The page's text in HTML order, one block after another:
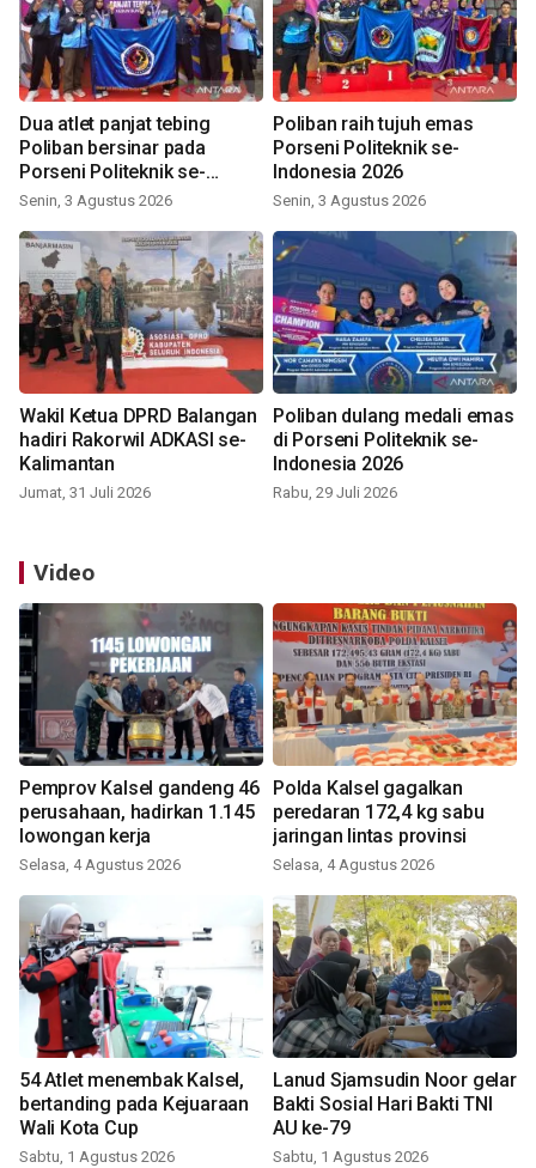
Dua atlet panjat tebing
Poliban bersinar pada
Porseni Politeknik se-
Indonesia 2026
Senin, 3 Agustus 2026
Poliban raih tujuh emas
Porseni Politeknik se-
Indonesia 2026
Senin, 3 Agustus 2026
Wakil Ketua DPRD Balangan
hadiri Rakorwil ADKASI se-
Kalimantan
Jumat, 31 Juli 2026
Poliban dulang medali emas
di Porseni Politeknik se-
Indonesia 2026
Rabu, 29 Juli 2026
Video
Pemprov Kalsel gandeng 46
perusahaan, hadirkan 1.145
lowongan kerja
Selasa, 4 Agustus 2026
Polda Kalsel gagalkan
peredaran 172,4 kg sabu
jaringan lintas provinsi
Selasa, 4 Agustus 2026
54 Atlet menembak Kalsel,
bertanding pada Kejuaraan
Wali Kota Cup
Sabtu, 1 Agustus 2026
Lanud Sjamsudin Noor gelar
Bakti Sosial Hari Bakti TNI
AU ke-79
Sabtu, 1 Agustus 2026